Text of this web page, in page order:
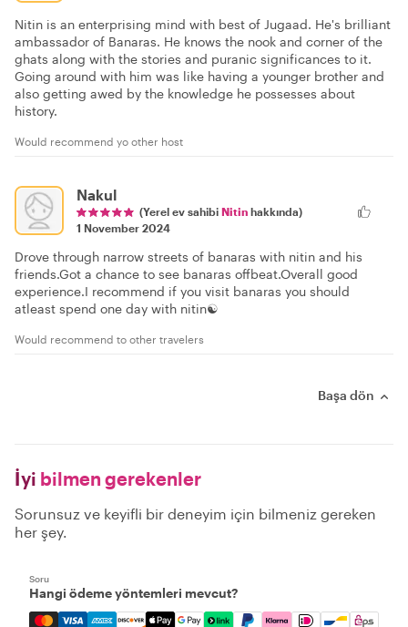
Nitin is an enterprising mind with best of Jugaad. He's brilliant
ambassador of Banaras. He knows the nook and corner of the
ghats along with the stories and puranic significances to it.
Going around with him was like having a younger brother and
also getting awed by the knowledge he possesses about
history.
Would recommend yo other host
Nakul
(Yerel ev sahibi Nitin hakkında)
1 November 2024
Drove through narrow streets of banaras with nitin and his
friends.Got a chance to see banaras offbeat.Overall good
experience.I recommend if you visit banaras you should
atleast spend one day with nitin☯️
Would recommend to other travelers
Başa dön
İyi bilmen gerekenler
Sorunsuz ve keyifli bir deneyim için bilmeniz gereken
her şey.
Soru
Hangi ödeme yöntemleri mevcut?
Mastercard, Visa, Amex, Discover, Apple Pay, Google